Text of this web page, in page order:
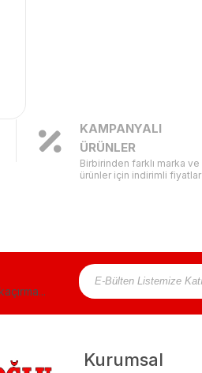
KAMPANYALI
ÜRÜNLER
Birbirinden farklı marka ve
ürünler için indirimli fiyatlar
Kurumsal